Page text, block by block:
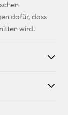
dafür, dass
wird.